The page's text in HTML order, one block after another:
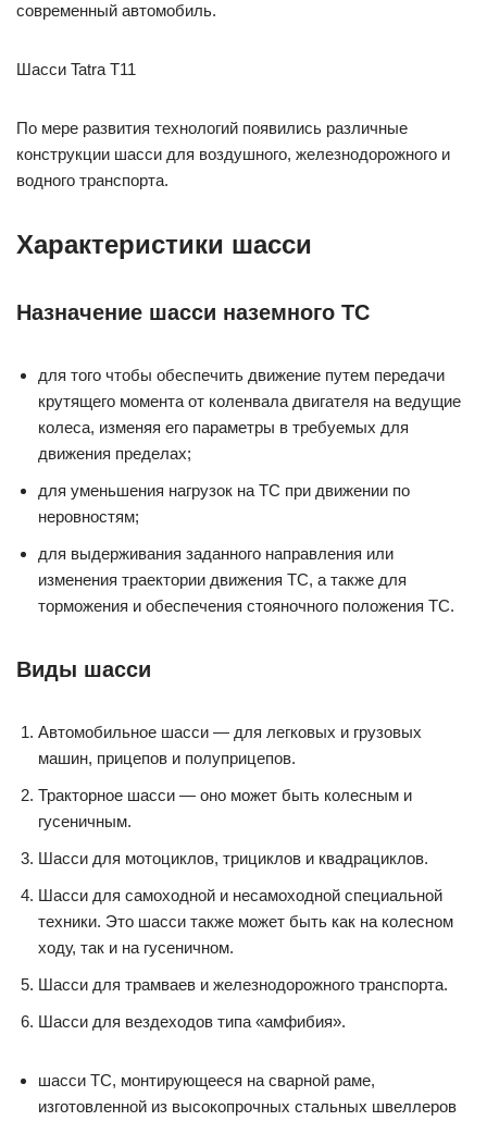
современный автомобиль.
Шасси Tatra T11
По мере развития технологий появились различные
конструкции шасси для воздушного, железнодорожного и
водного транспорта.
Характеристики шасси
Назначение шасси наземного ТС
для того чтобы обеспечить движение путем передачи
крутящего момента от коленвала двигателя на ведущие
колеса, изменяя его параметры в требуемых для
движения пределах;
для уменьшения нагрузок на ТС при движении по
неровностям;
для выдерживания заданного направления или
изменения траектории движения ТС, а также для
торможения и обеспечения стояночного положения ТС.
Виды шасси
Автомобильное шасси — для легковых и грузовых
машин, прицепов и полуприцепов.
Тракторное шасси — оно может быть колесным и
гусеничным.
Шасси для мотоциклов, трициклов и квадрациклов.
Шасси для самоходной и несамоходной специальной
техники. Это шасси также может быть как на колесном
ходу, так и на гусеничном.
Шасси для трамваев и железнодорожного транспорта.
Шасси для вездеходов типа «амфибия».
шасси ТС, монтирующееся на сварной раме,
изготовленной из высокопрочных стальных швеллеров